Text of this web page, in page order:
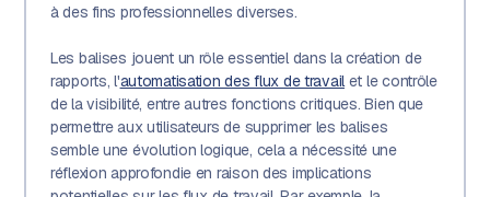
à des fins professionnelles diverses.
Les balises jouent un rôle essentiel dans la création de
rapports, l'automatisation des flux de travailet le contrôle
de la visibilité, entre autres fonctions critiques. Bien que
permettre aux utilisateurs de supprimer les balises
semble une évolution logique, cela a nécessité une
réflexion approfondie en raison des implications